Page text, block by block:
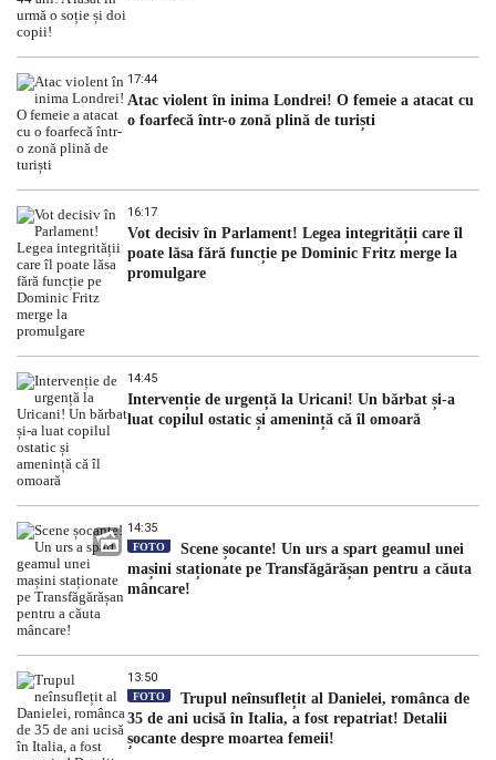
17:44
Atac violent în inima Londrei! O femeie a atacat cu
o foarfecă într-o zonă plină de turiști
16:17
Vot decisiv în Parlament! Legea integrității care îl
poate lăsa fără funcție pe Dominic Fritz merge la
promulgare
14:45
Intervenție de urgență la Uricani! Un bărbat și-a
luat copilul ostatic și amenință că îl omoară
14:35
FOTO
Scene șocante! Un urs a spart geamul unei
mașini staționate pe Transfăgărășan pentru a căuta
mâncare!
13:50
FOTO
Trupul neînsuflețit al Danielei, românca de
35 de ani ucisă în Italia, a fost repatriat! Detalii
șocante despre moartea femeii!